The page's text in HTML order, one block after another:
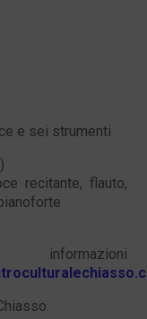
e sei strumenti
recitante, flauto,